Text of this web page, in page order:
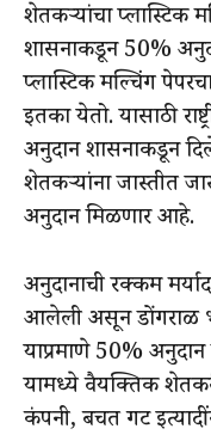
शेतकऱ्यांचा प्लास्टिक
शासनाकडून 50%
प्लास्टिक मल्चिंग
इतका येतो. यासाठी
अनुदान शासनाकडून
शेतकऱ्यांना जास्तीत
अनुदान मिळणार आहे.
अनुदानाची रक्कम
आलेली असून डोंगराळ
याप्रमाणे 50% अनुदान
यामध्ये वैयक्तिक
कंपनी, बचत गट